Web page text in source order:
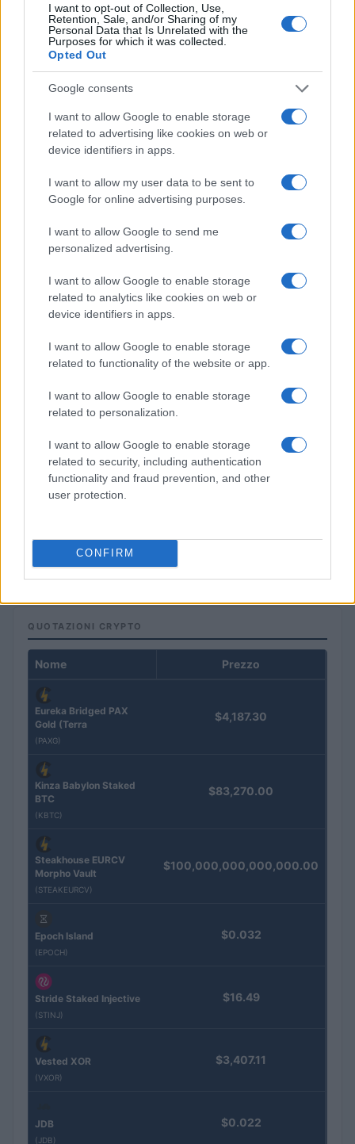
I want to opt-out of Collection, Use,
Retention, Sale, and/or Sharing of my
Personal Data that Is Unrelated with the
Purposes for which it was collected.
Opted Out
Google consents
I want to allow Google to enable storage
related to advertising like cookies on web or
device identifiers in apps.
I want to allow my user data to be sent to
Google for online advertising purposes.
I want to allow Google to send me
personalized advertising.
I want to allow Google to enable storage
related to analytics like cookies on web or
device identifiers in apps.
I want to allow Google to enable storage
related to functionality of the website or app.
I want to allow Google to enable storage
related to personalization.
I want to allow Google to enable storage
related to security, including authentication
functionality and fraud prevention, and other
user protection.
CONFIRM
CRIPTOVALUTE
Strategie per coprire posizioni spot e volatilità con perps
nell’adozione delle criptovalute
QUOTAZIONI CRYPTO
Nome Prezzo
Eureka Bridged PAX
Gold (Terra
(PAXG)
$4,187.30
Kinza Babylon Staked
BTC
(KBTC)
$83,270.00
Steakhouse EURCV
Morpho Vault
(STEAKEURCV)
$100,000,000,000,000.00
Epoch Island
(EPOCH)
$0.032
Stride Staked Injective
(STINJ)
$16.49
Vested XOR
(VXOR)
$3,407.11
JDB
(JDB)
$0.022